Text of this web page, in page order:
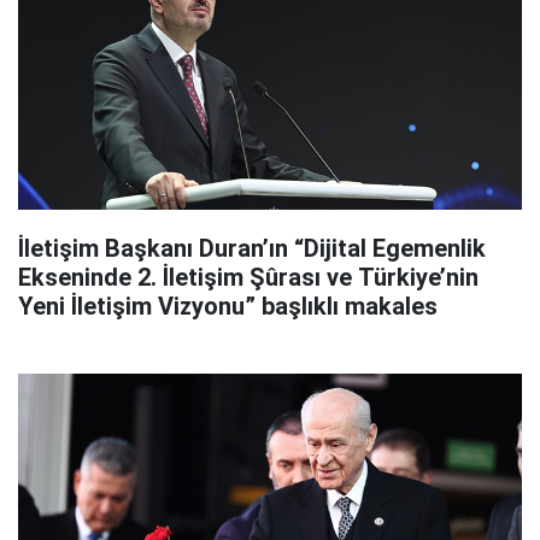
İletişim Başkanı Duran’ın “Dijital Egemenlik
Ekseninde 2. İletişim Şûrası ve Türkiye’nin
Yeni İletişim Vizyonu” başlıklı makales